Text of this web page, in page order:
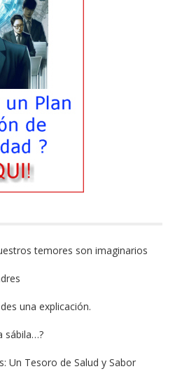
temores son imaginarios
una explicación.
sábila…?
Un Tesoro de Salud y Sabor